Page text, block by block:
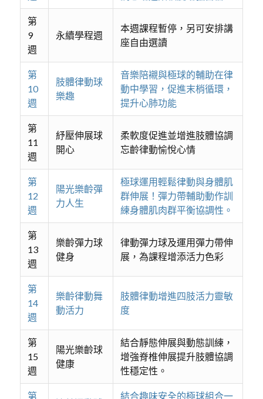
第
9
週
永續學程週
本週課程暫停，另可安排講
座自由選讀
第
10
週
肢體律動球
樂趣
音樂陪襯與極球的輔助在律
動中學習，促進末梢循環，
提升心肺功能
第
11
週
紓壓伸展球
開心
柔軟度促進並增進肢體協調
忘齡律動愉悅心情
第
12
週
陽光樂齡彈
力人生
極球運用輕鬆律動與身體肌
群伸展！彈力帶輔助動作訓
練身體肌肉群平衡協調性。
第
13
週
樂齡彈力球
健身
律動彈力球及運用彈力帶伸
展，為課程增添活力色彩
第
14
週
樂齡律動舞
動活力
肢體律動增進四肢活力靈敏
度
第
15
週
陽光樂齡球
健康
結合靜態伸展與動態訓練，
增強脊椎伸展提升肢體協調
性穩定性。
第
結合趣味安全的極球組合一